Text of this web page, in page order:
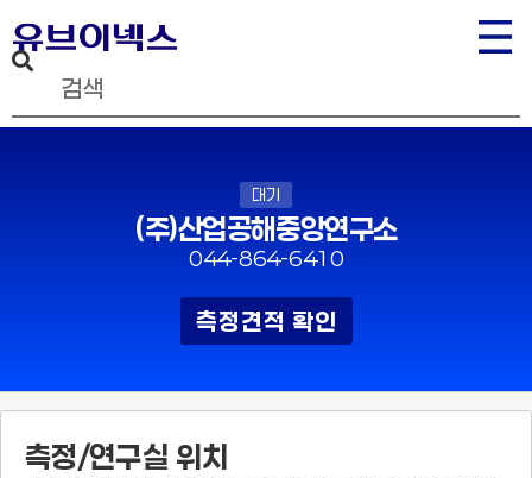
대기
(주)산업공해중앙연구소
044-864-6410
측정견적 확인
측정/연구실 위치